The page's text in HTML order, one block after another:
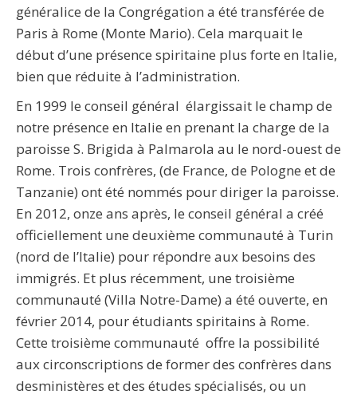
généralice de la Congrégation a été transférée de
Paris à Rome (Monte Mario). Cela marquait le
début d’une présence spiritaine plus forte en Italie,
bien que réduite à l’administration.
En 1999 le conseil général élargissait le champ de
notre présence en Italie en prenant la charge de la
paroisse S. Brigida à Palmarola au le nord-ouest de
Rome. Trois confrères, (de France, de Pologne et de
Tanzanie) ont été nommés pour diriger la paroisse.
En 2012, onze ans après, le conseil général a créé
officiellement une deuxième communauté à Turin
(nord de l’Italie) pour répondre aux besoins des
immigrés. Et plus récemment, une troisième
communauté (Villa Notre-Dame) a été ouverte, en
février 2014, pour étudiants spiritains à Rome.
Cette troisième communauté offre la possibilité
aux circonscriptions de former des confrères dans
desministères et des études spécialisés, ou un